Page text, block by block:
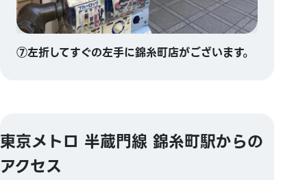
⑦左折してすぐの左手に錦糸町店がございます。
東京メトロ 半蔵門線 錦糸町駅からの
アクセス